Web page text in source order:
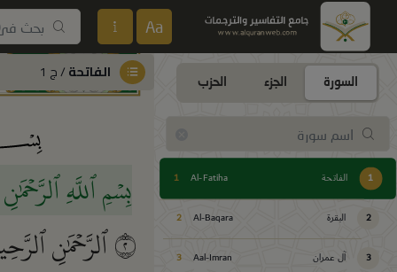
Aa
السورة الجزء الحزب
1 الفاتحة Al-Fatiha
1
2 البقرة Al-Baqara
2
3 آل عمران Aal-Imran
3
الفاتحة/ ج 1
بِسۡمِ ٱللَّهِ
٢ٱلرَّحۡمَٰنِ